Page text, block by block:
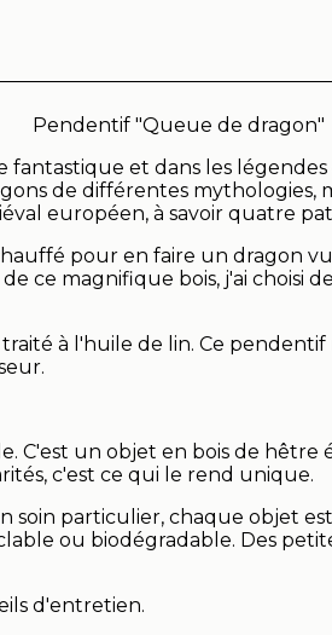
Pendentif "Queue de dragon"
fantastique et dans les
de différentes
européen, à savoir quatre
pour en faire un dragon vu
ce magnifique bois, j'ai
traité à l'huile de lin. Ce
C'est un objet en bois de
c'est ce qui le rend unique.
soin particulier, chaque objet
ou biodégradable. Des
d'entretien.